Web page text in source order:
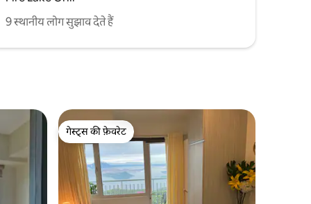
9 स्थानीय लोग सुझाव देते हैं
गेस्ट्स की फ़ेवरेट
गेस्ट्स की फ़ेवरेट